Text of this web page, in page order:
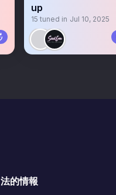
up
15 tuned in Jul 10, 2025
法的情報